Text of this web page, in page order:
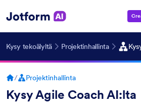
Kysy tekoälyltä Projektinhallinta
/ Projektinhallinta
Kysy Agile Coach AI:lta